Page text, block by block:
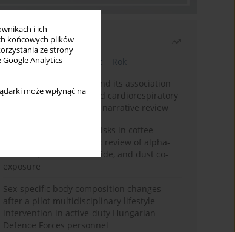
i ich
końcowych plików
ze strony
Google Analytics
może wpłynąć na
Najczęściej czytane
Bieżący numer Miesiąc
Rok
Occupational burnout and its association
with physical activity and cardiorespiratory
fitness among nurses: a narrative review
Synergistic respiratory risks in coffee
processing: a systematic review of alpha-
diketone, carbon monoxide, and dust co-
exposure
Sex-specific body composition changes
after a pilot multidisciplinary lifestyle
intervention in active-duty Hungarian
Defence Forces personnel